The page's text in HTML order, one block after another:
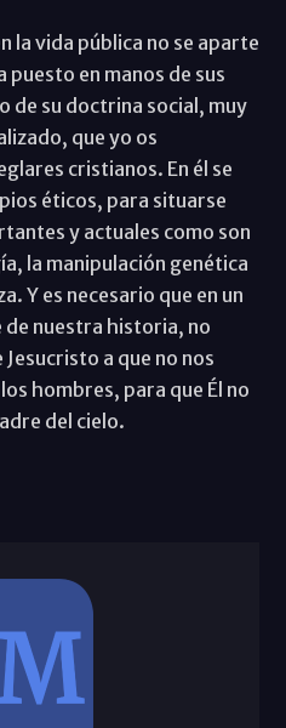
la vida pública no se aparte
puesto en manos de sus
de su doctrina social, muy
que yo os
cristianos. En él se
éticos, para situarse
y actuales como son
la manipulación genética
Y es necesario que en un
nuestra historia, no
a que no nos
hombres, para que Él no
del cielo.